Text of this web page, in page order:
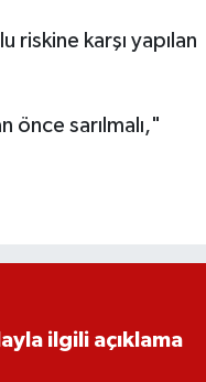
riskine karşı yapılan
önce sarılmalı,"
ilgili açıklama